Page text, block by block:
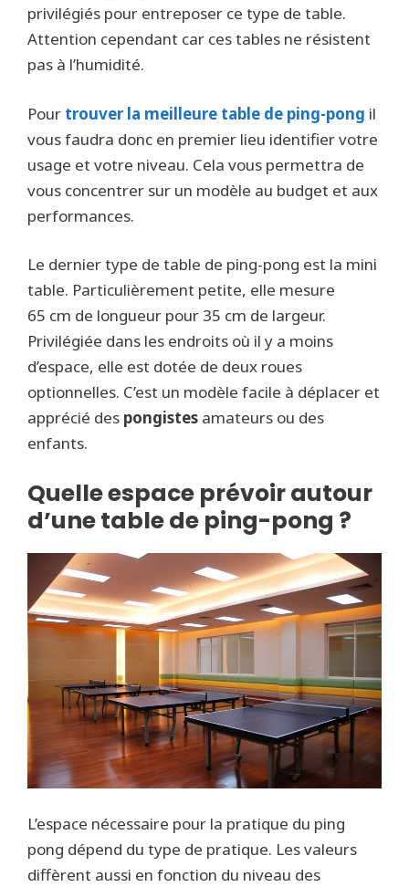
privilégiés pour entreposer ce type de table.
Attention cependant car ces tables ne résistent
pas à l’humidité.
Pour trouver la meilleure table de ping-pong il
vous faudra donc en premier lieu identifier votre
usage et votre niveau. Cela vous permettra de
vous concentrer sur un modèle au budget et aux
performances.
Le dernier type de table de ping-pong est la mini
table. Particulièrement petite, elle mesure
65 cm de longueur pour 35 cm de largeur.
Privilégiée dans les endroits où il y a moins
d’espace, elle est dotée de deux roues
optionnelles. C’est un modèle facile à déplacer et
apprécié des pongistes amateurs ou des
enfants.
Quelle espace prévoir autour
d’une table de ping-pong ?
L’espace nécessaire pour la pratique du ping
pong dépend du type de pratique. Les valeurs
diffèrent aussi en fonction du niveau des